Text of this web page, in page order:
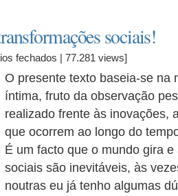
sociais!
fechados em
valores
e
as
transformações
| 77.281 views]
O presente texto baseia-se na
íntima, fruto da observação
realizado frente às inovações,
que ocorrem ao longo do
É um facto que o mundo gira
sociais são inevitáveis, às
noutras eu já tenho algumas